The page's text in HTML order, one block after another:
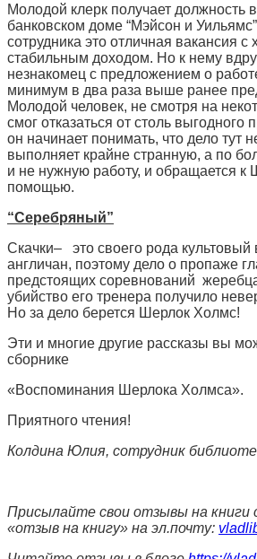
Молодой клерк получает должность
банковском доме “Мэйсон и
сотрудника это отличная вакансия
стабильным доходом. Но к нему
незнакомец с предложением о
минимум в два раза выше ранее
Молодой человек, не смотря на
смог отказаться от столь
он начинает понимать, что дело тут
выполняет крайне странную, а по
и не нужную работу, и обращается к
помощью.
“Серебряный”
Скачки– это своего рода культовый
англичан, поэтому дело о пропаже
предстоящих соревнований
убийство его тренера получило
Но за дело берется Шерлок Холмс!
Эти и многие другие рассказы вы
сборнике
«Воспоминания Шерлока Холмса».
Приятного чтения!
Колдина Юлия, сотрудник
Присылайте свои отзывы на книги
«отзыв на книгу» на эл.почту: